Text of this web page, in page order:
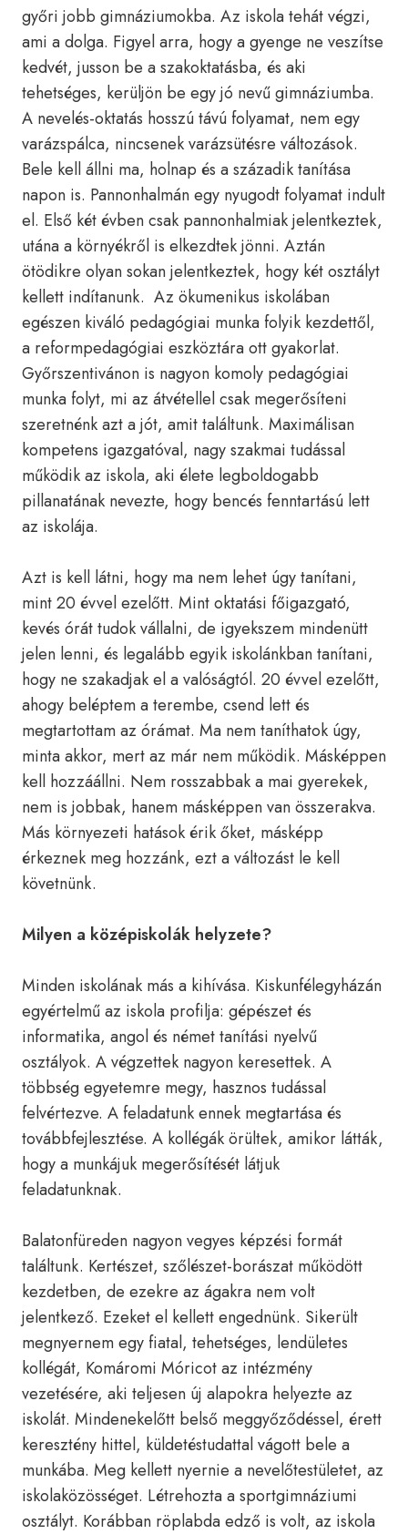
győri jobb gimnáziumokba. Az iskola tehát végzi,
ami a dolga. Figyel arra, hogy a gyenge ne veszítse
kedvét, jusson be a szakoktatásba, és aki
tehetséges, kerüljön be egy jó nevű gimnáziumba.
A nevelés-oktatás hosszú távú folyamat, nem egy
varázspálca, nincsenek varázsütésre változások.
Bele kell állni ma, holnap és a századik tanítása
napon is. Pannonhalmán egy nyugodt folyamat indult
el. Első két évben csak pannonhalmiak jelentkeztek,
utána a környékről is elkezdtek jönni. Aztán
ötödikre olyan sokan jelentkeztek, hogy két osztályt
kellett indítanunk. Az ökumenikus iskolában
egészen kiváló pedagógiai munka folyik kezdettől,
a reformpedagógiai eszköztára ott gyakorlat.
Győrszentivánon is nagyon komoly pedagógiai
munka folyt, mi az átvétellel csak megerősíteni
szeretnénk azt a jót, amit találtunk. Maximálisan
kompetens igazgatóval, nagy szakmai tudással
működik az iskola, aki élete legboldogabb
pillanatának nevezte, hogy bencés fenntartású lett
az iskolája.
Azt is kell látni, hogy ma nem lehet úgy tanítani,
mint 20 évvel ezelőtt. Mint oktatási főigazgató,
kevés órát tudok vállalni, de igyekszem mindenütt
jelen lenni, és legalább egyik iskolánkban tanítani,
hogy ne szakadjak el a valóságtól. 20 évvel ezelőtt,
ahogy beléptem a terembe, csend lett és
megtartottam az órámat. Ma nem taníthatok úgy,
minta akkor, mert az már nem működik. Másképpen
kell hozzáállni. Nem rosszabbak a mai gyerekek,
nem is jobbak, hanem másképpen van összerakva.
Más környezeti hatások érik őket, másképp
érkeznek meg hozzánk, ezt a változást le kell
követnünk.
Milyen a középiskolák helyzete?
Minden iskolának más a kihívása. Kiskunfélegyházán
egyértelmű az iskola profilja: gépészet és
informatika, angol és német tanítási nyelvű
osztályok. A végzettek nagyon keresettek. A
többség egyetemre megy, hasznos tudással
felvértezve. A feladatunk ennek megtartása és
továbbfejlesztése. A kollégák örültek, amikor látták,
hogy a munkájuk megerősítését látjuk
feladatunknak.
Balatonfüreden nagyon vegyes képzési formát
találtunk. Kertészet, szőlészet-borászat működött
kezdetben, de ezekre az ágakra nem volt
jelentkező. Ezeket el kellett engednünk. Sikerült
megnyernem egy fiatal, tehetséges, lendületes
kollégát, Komáromi Móricot az intézmény
vezetésére, aki teljesen új alapokra helyezte az
iskolát. Mindenekelőtt belső meggyőződéssel, érett
keresztény hittel, küldetéstudattal vágott bele a
munkába. Meg kellett nyernie a nevelőtestületet, az
iskolaközösséget. Létrehozta a sportgimnáziumi
osztályt. Korábban röplabda edző is volt, az iskola